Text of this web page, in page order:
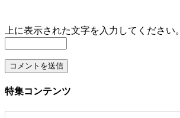
上に表示された文字を入力してください。
特集コンテンツ